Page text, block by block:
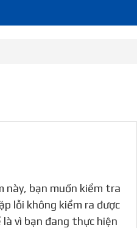
này, bạn muốn kiểm tra
lỗi không kiểm ra được
vì bạn đang thực hiện